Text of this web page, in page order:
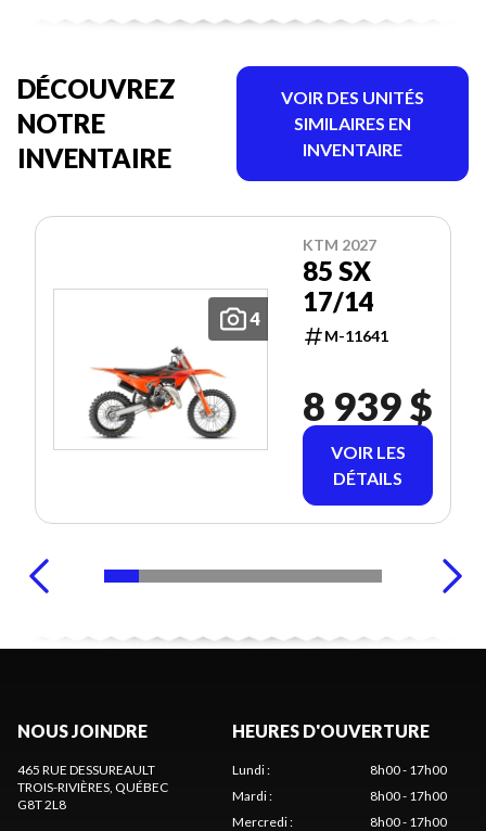
DÉCOUVREZ
NOTRE
INVENTAIRE
VOIR DES UNITÉS
SIMILAIRES EN
INVENTAIRE
4
KTM 2027
85 SX
17/14
M-11641
8 939 $
VOIR LES
DÉTAILS
NOUS JOINDRE
465 RUE DESSUREAULT
TROIS-RIVIÈRES , QUÉBEC
G8T 2L8
HEURES D'OUVERTURE
Lundi:
8h00 - 17h00
Mardi:
8h00 - 17h00
Mercredi:
8h00 - 17h00